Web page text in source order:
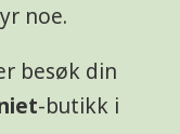
noe.
besøk din
-butikk i